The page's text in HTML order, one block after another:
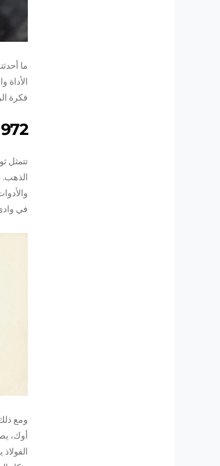
ما
فكرة
1972: الفولاذ، هذه الرفاهية
تتمثل
الذهب.
في
ومع
أوك،